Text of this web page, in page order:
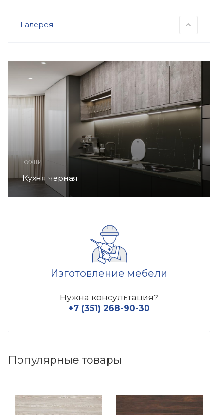
Галерея
КУХНИ
Кухня черная
Изготовление мебели
Нужна консультация?
+7 (351) 268-90-30
Популярные товары